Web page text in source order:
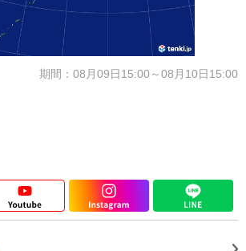
期間：08月09日15:00～08月10日15:00